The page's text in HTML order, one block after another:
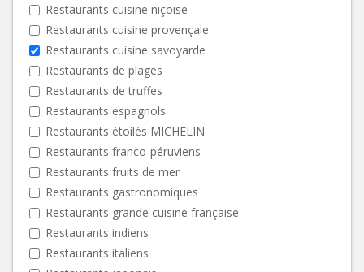
Restaurants cuisine niçoise
Restaurants cuisine provençale
Restaurants cuisine savoyarde
Restaurants de plages
Restaurants de truffes
Restaurants espagnols
Restaurants étoilés MICHELIN
Restaurants franco-péruviens
Restaurants fruits de mer
Restaurants gastronomiques
Restaurants grande cuisine française
Restaurants indiens
Restaurants italiens